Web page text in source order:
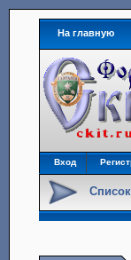
На главную
Вход